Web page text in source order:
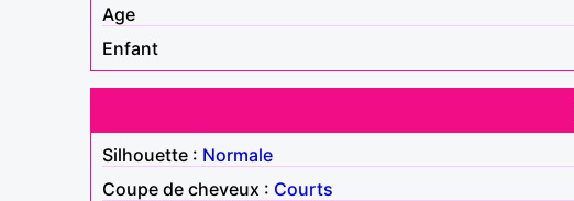
Age
Enfant
Silhouette : Normale
Coupe de cheveux : Courts